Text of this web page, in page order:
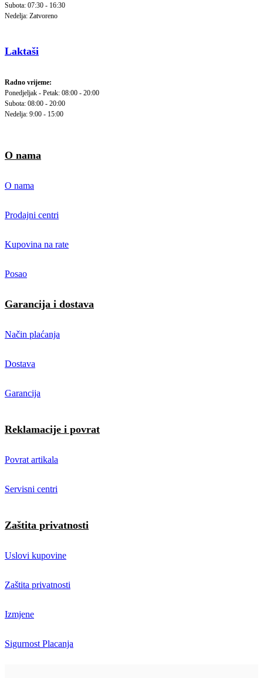
Subota: 07:30 - 16:30
Nedelja: Zatvoreno
Laktaši
Radno vrijeme:
Ponedjeljak - Petak: 08:00 - 20:00
Subota: 08:00 - 20:00
Nedelja: 9:00 - 15:00
O nama
O nama
Prodajni centri
Kupovina na rate
Posao
Garancija i dostava
Način plaćanja
Dostava
Garancija
Reklamacije i povrat
Povrat artikala
Servisni centri
Zaštita privatnosti
Uslovi kupovine
Zaštita privatnosti
Izmjene
Sigurnost Placanja